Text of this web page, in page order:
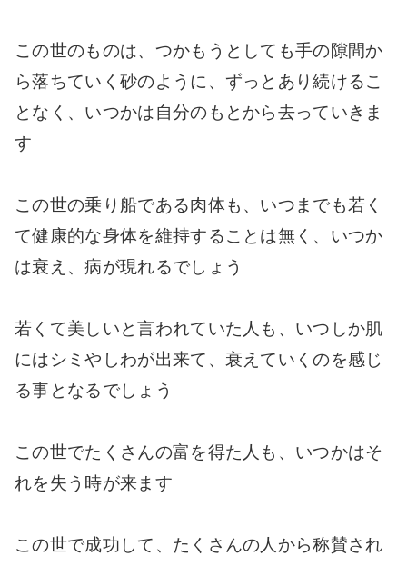
この世のものは、つかもうとしても手の隙間か
ら落ちていく砂のように、ずっとあり続けるこ
となく、いつかは自分のもとから去っていきま
す
この世の乗り船である肉体も、いつまでも若く
て健康的な身体を維持することは無く、いつか
は衰え、病が現れるでしょう
若くて美しいと言われていた人も、いつしか肌
にはシミやしわが出来て、衰えていくのを感じ
る事となるでしょう
この世でたくさんの富を得た人も、いつかはそ
れを失う時が来ます
この世で成功して、たくさんの人から称賛され